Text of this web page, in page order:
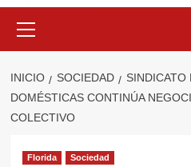
primario
INICIO SOCIEDAD
SINDICATO
DOMÉSTICAS CONTINÚA
COLECTIVO
Florida Sociedad